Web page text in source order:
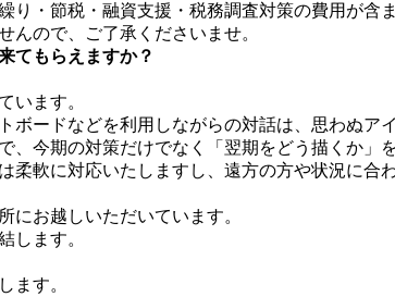
り・節税・融資支援・税務調査対策の費用が含
んので、ご了承くださいませ。
てもらえますか？
います。
ボードなどを利用しながらの対話は、思わぬア
、今期の対策だけでなく「翌期をどう描くか」
柔軟に対応いたしますし、遠方の方や状況に合
にお越しいただいています。
します。
ます。